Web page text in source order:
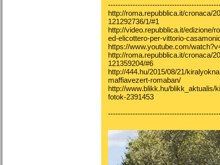
http://roma.repubblica.it/cronaca/
121292736/1/#1
http://video.repubblica.it/edizione/
ed-elicottero-per-vittorio-
https://www.youtube.com/
http://roma.repubblica.it/cronaca/
121359204/#6
http://444.hu/2015/08/21/
maffiavezert-romaban/
http://www.blikk.hu/blikk_aktualis/
fotok-2391453